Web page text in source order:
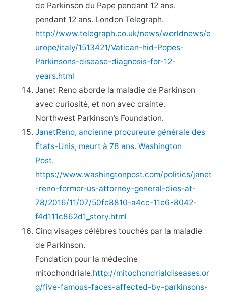
de Parkinson du Pape pendant 12 ans.
pendant 12 ans. London Telegraph.
http://www.telegraph.co.uk/news/worldnews/e
urope/italy/1513421/Vatican-hid-Popes-
Parkinsons-disease-diagnosis-for-12-
years.html
Janet Reno aborde la maladie de Parkinson
avec curiosité, et non avec crainte.
Northwest Parkinson’s Foundation.
JanetReno, ancienne procureure générale des
États-Unis, meurt à 78 ans. Washington
Post.
https://www.washingtonpost.com/politics/janet
-reno-former-us-attorney-general-dies-at-
78/2016/11/07/50fe8810-a4cc-11e6-8042-
f4d111c862d1_story.html
Cinq visages célèbres touchés par la maladie
de Parkinson.
Fondation pour la médecine
mitochondriale.http://mitochondrialdiseases.or
g/five-famous-faces-affected-by-parkinsons-